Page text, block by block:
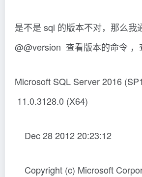
是不是 sql 的版本不对，那么我
@@version 查看版本的命令 ，
Microsoft SQL Server 2016
11.0.3128.0 (X64)
Dec 28 2012 20:23:12
Copyright (c) Microsoft